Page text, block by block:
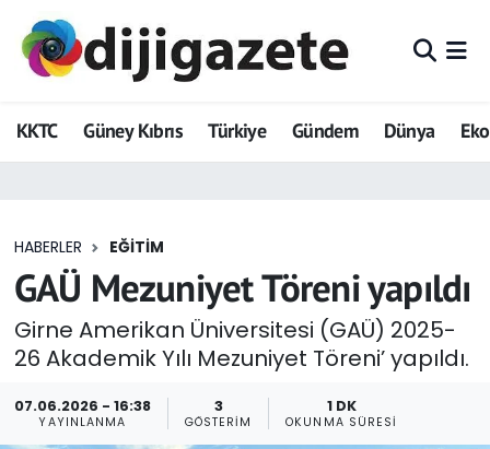
KKTC Güney Kıbrıs Türkiye Gündem Dünya
HABERLER EĞITIM
GAÜ Mezuniyet Töreni yapıldı
Girne Amerikan Üniversitesi (GAÜ) 2025-
26 Akademik Yılı Mezuniyet Töreni’ yapıldı.
07.06.2026 - 16:38
YAYINLANMA
3
GÖSTERIM
1 DK
OKUNMA SÜRESI
ADVERTORIAL
Dijigazete
Eğitim
Ekonomi
Foto Galeri
GEZİ
Hava Durumu
Trafik Durumu
Tüm Manşetler
Son Dakika Haberleri
Haber Arşivi